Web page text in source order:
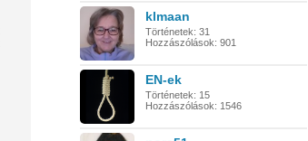
klmaan
Történetek: 31
Hozzászólások: 901
EN-ek
Történetek: 15
Hozzászólások: 1546